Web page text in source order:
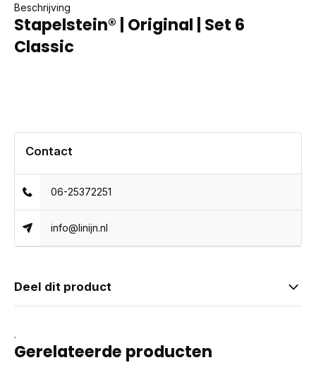
Beschrijving
Stapelstein® | Original | Set 6
Classic
Contact
06-25372251
info@linijn.nl
Deel dit product
.
Gerelateerde producten